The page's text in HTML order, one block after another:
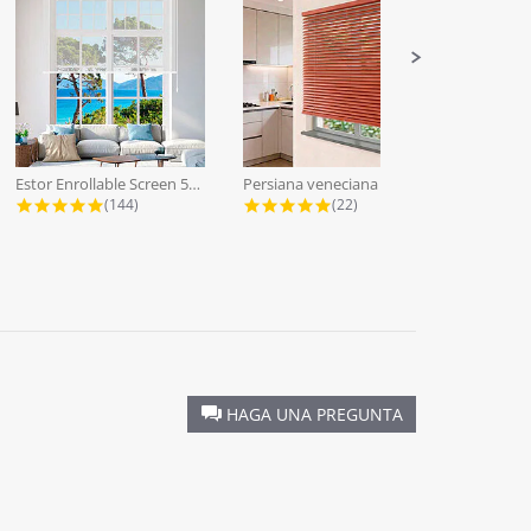
Estor Enrollable Screen 5% a Medida...
4.9 star rating
(144) 4.9 star rating
(22)
HAGA UNA PREGUNTA